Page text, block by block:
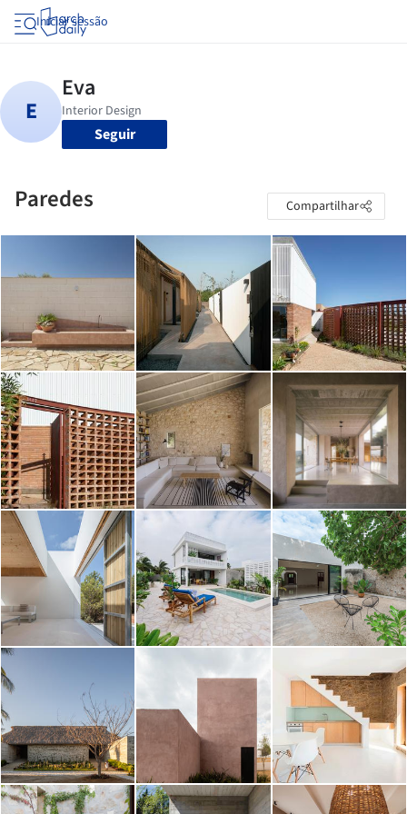
Iniciar sessão
Seguir
Paredes Compartilhar